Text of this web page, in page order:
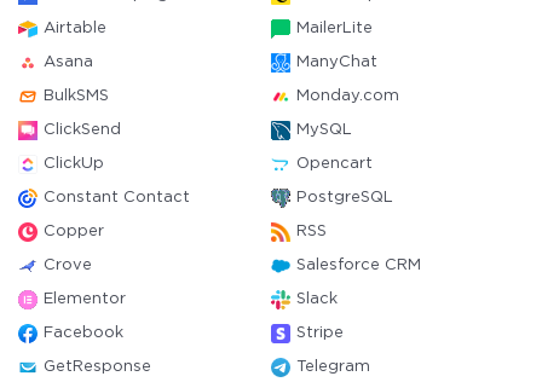
Airtable MailerLite
Asana ManyChat
BulkSMS Monday.com
ClickSend MySQL
ClickUp Opencart
Constant Contact PostgreSQL
Copper RSS
Crove Salesforce CRM
Elementor Slack
Facebook Stripe
GetResponse Telegram